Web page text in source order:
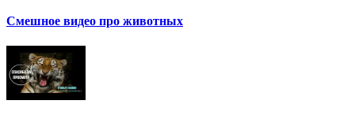
Смешное видео про животных